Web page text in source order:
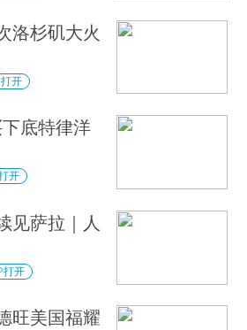
洛杉矶大火
开
底特律洋
开
见萨拉｜人
打开
旺美国福耀